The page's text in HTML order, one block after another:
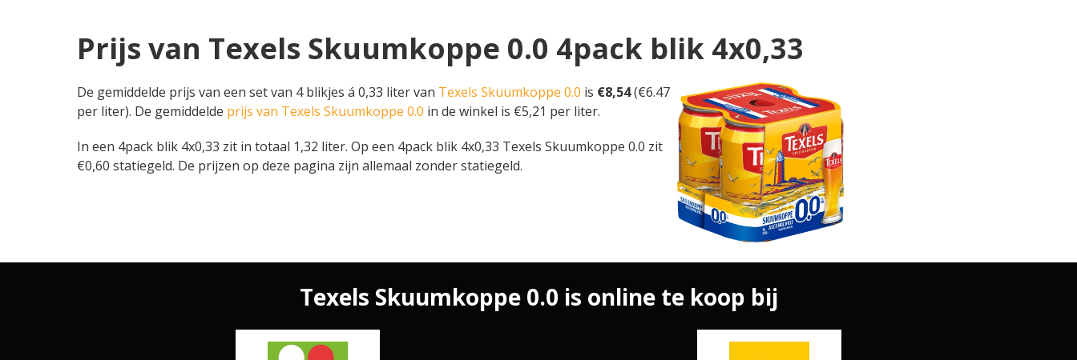
Prijs van Texels Skuumkoppe 0.0 4pack blik 4x0,33
De gemiddelde prijs van een set van 4 blikjes á 0,33 liter van Texels Skuumkoppe 0.0 is €8,54(€6.47
per liter). De gemiddelde prijs van Texels Skuumkoppe 0.0 in de winkel is €5,21 per liter.
In een 4pack blik 4x0,33 zit in totaal 1,32 liter. Op een 4pack blik 4x0,33 Texels Skuumkoppe 0.0 zit
€0,60 statiegeld. De prijzen op deze pagina zijn allemaal zonder statiegeld.
Texels Skuumkoppe 0.0 is online te koop bij